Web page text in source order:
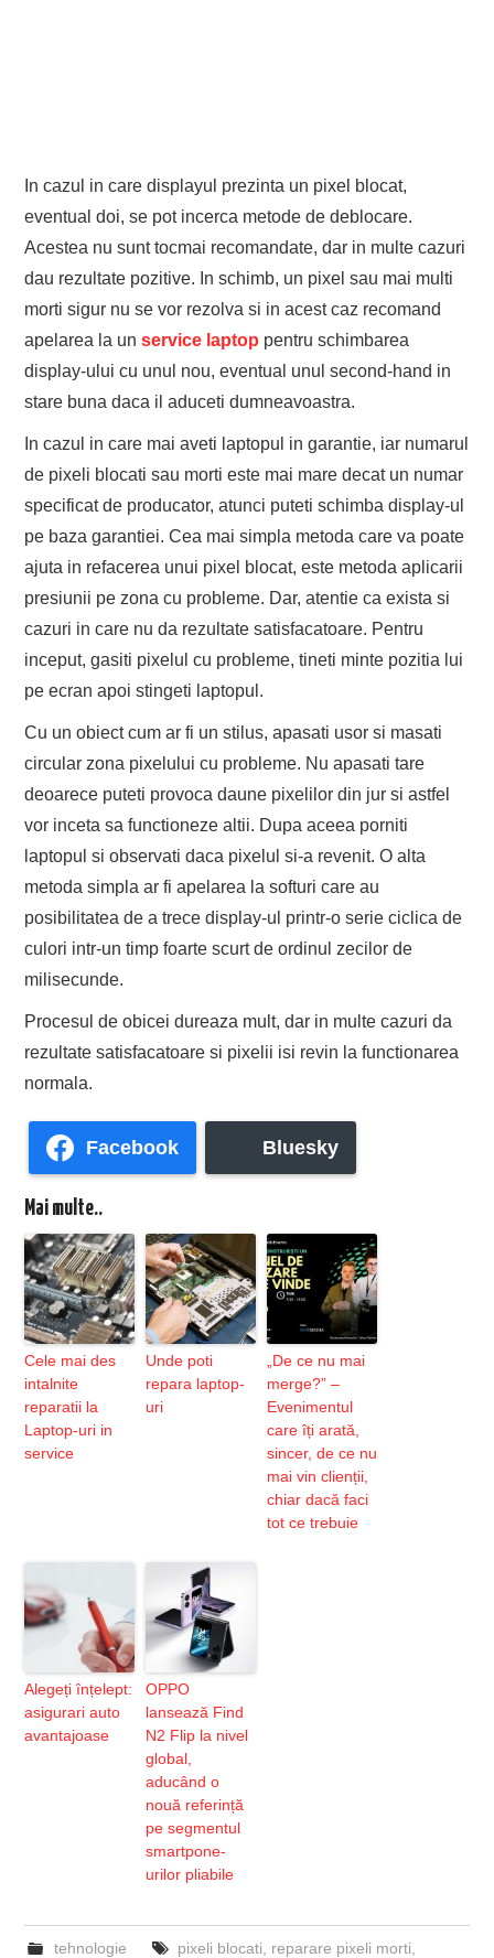
In cazul in care displayul prezinta un pixel blocat,
eventual doi, se pot incerca metode de deblocare.
Acestea nu sunt tocmai recomandate, dar in multe cazuri
dau rezultate pozitive. In schimb, un pixel sau mai multi
morti sigur nu se vor rezolva si in acest caz recomand
apelarea la unservice laptop pentru schimbarea
display-ului cu unul nou, eventual unul second-hand in
stare buna daca il aduceti dumneavoastra.
In cazul in care mai aveti laptopul in garantie, iar numarul
de pixeli blocati sau morti este mai mare decat un numar
specificat de producator, atunci puteti schimba display-ul
pe baza garantiei. Cea mai simpla metoda care va poate
ajuta in refacerea unui pixel blocat, este metoda aplicarii
presiunii pe zona cu probleme. Dar, atentie ca exista si
cazuri in care nu da rezultate satisfacatoare. Pentru
inceput, gasiti pixelul cu probleme, tineti minte pozitia lui
pe ecran apoi stingeti laptopul.
Cu un obiect cum ar fi un stilus, apasati usor si masati
circular zona pixelului cu probleme. Nu apasati tare
deoarece puteti provoca daune pixelilor din jur si astfel
vor inceta sa functioneze altii. Dupa aceea porniti
laptopul si observati daca pixelul si-a revenit. O alta
metoda simpla ar fi apelarea la softuri care au
posibilitatea de a trece display-ul printr-o serie ciclica de
culori intr-un timp foarte scurt de ordinul zecilor de
milisecunde.
Procesul de obicei dureaza mult, dar in multe cazuri da
rezultate satisfacatoare si pixelii isi revin la functionarea
normala.
Facebook Bluesky
Mai multe..
Cele mai des
intalnite
reparatii la
Laptop-uri in
service
Unde poti
repara laptop-
uri
„De ce nu mai
merge?” –
Evenimentul
care îți arată,
sincer, de ce nu
mai vin clienții,
chiar dacă faci
tot ce trebuie
Alegeți înțelept:
asigurari auto
avantajoase
OPPO
lansează Find
N2 Flip la nivel
global,
aducând o
nouă referință
pe segmentul
smartpone-
urilor pliabile
tehnologie pixeli blocati, reparare pixeli morti,